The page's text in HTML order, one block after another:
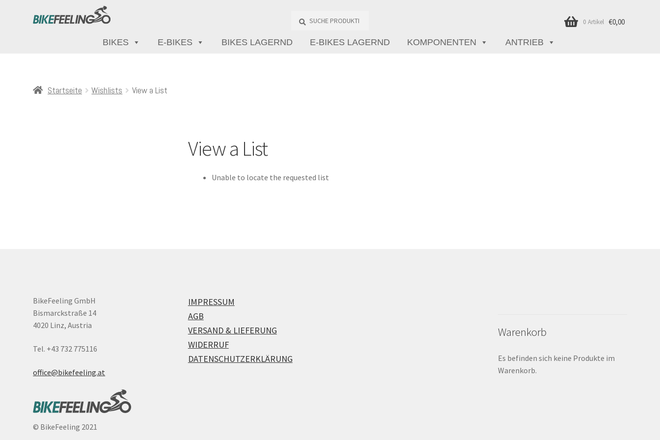
Produkte
€0,00
0 Artikel
BIKES E-BIKES BIKES LAGERND E-BIKES LAGERND KOMPONENTEN ANTRIEB
Startseite Wishlists View a List
View a List
Unable to locate the requested list
BikeFeeling GmbH
Bismarckstraße 14
4020 Linz, Austria
Tel. +43 732 775116
office@bikefeeling.at
© BikeFeeling 2021
IMPRESSUM
AGB
VERSAND & LIEFERUNG
WIDERRUF
DATENSCHUTZERKLÄRUNG
Warenkorb
Es befinden sich keine Produkte im
Warenkorb.